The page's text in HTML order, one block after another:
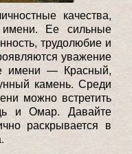
качества,
имени. Ее сильные
трудолюбие и
уважение
имени — Красный,
камень. Среди
можно встретить
и Омар. Давайте
раскрывается в